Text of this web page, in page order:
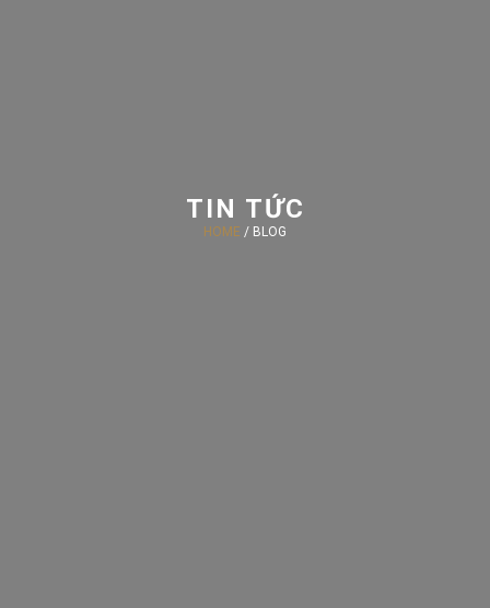
TIN TỨC
HOME / BLOG